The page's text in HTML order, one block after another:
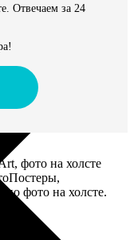
Отвечаем за 24
фото на холсте
фото на холсте.